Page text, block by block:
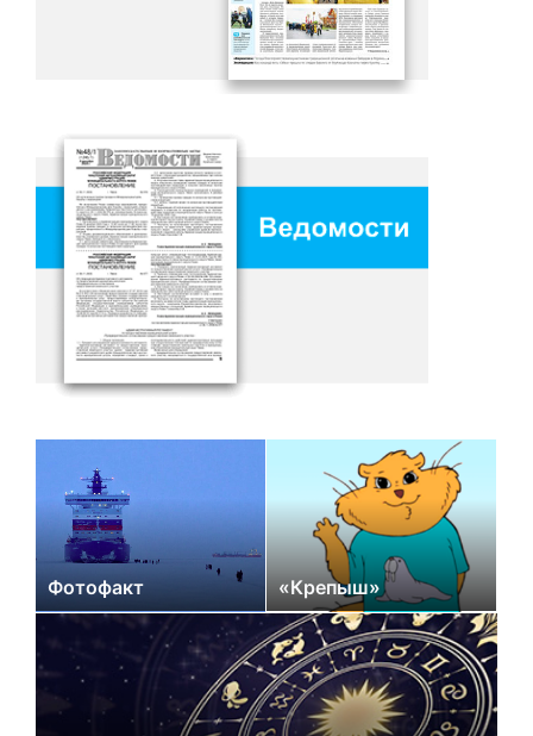
Фотофакт «Крепыш»